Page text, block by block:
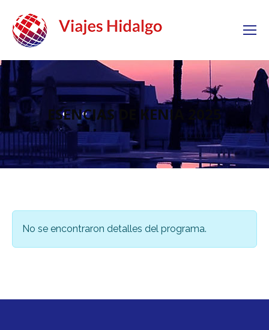
ESENCIAS DE KENIA 2025
No se encontraron detalles del programa.